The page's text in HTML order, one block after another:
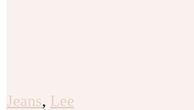
Jeans, Lee